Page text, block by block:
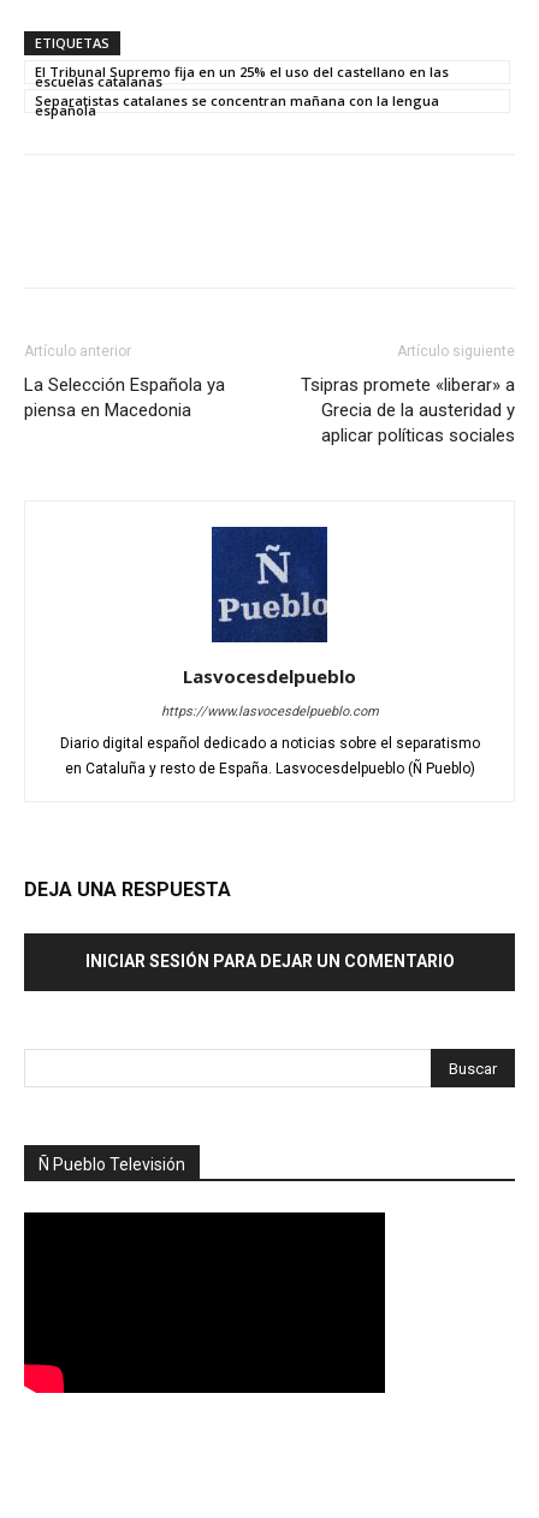
ETIQUETAS
El Tribunal Supremo fija en un 25% el uso del castellano en las
escuelas catalanas
Separatistas catalanes se concentran mañana con la lengua
española
Artículo anterior
La Selección Española ya
piensa en Macedonia
Artículo siguiente
Tsipras promete «liberar» a
Grecia de la austeridad y
aplicar políticas sociales
Lasvocesdelpueblo
https://www.lasvocesdelpueblo.com
Diario digital español dedicado a noticias sobre el separatismo
en Cataluña y resto de España. Lasvocesdelpueblo (Ñ Pueblo)
DEJA UNA RESPUESTA
INICIAR SESIÓN PARA DEJAR UN COMENTARIO
Ñ Pueblo Televisión